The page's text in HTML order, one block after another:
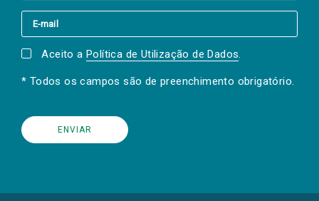
Aceito a Política de Utilização de Dados.
* Todos os campos são de preenchimento obrigatório.